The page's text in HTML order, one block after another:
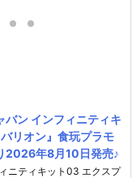
発
バン インフィニティキ
リオン』食玩プラモ
2026年8月10日発売♪
ニティキット03 エクスプ